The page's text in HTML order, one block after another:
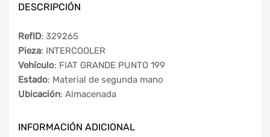
DESCRIPCIÓN
RefID: 329265
Pieza: INTERCOOLER
Vehículo: FIAT GRANDE PUNTO 199
Estado: Material de segunda mano
Ubicación: Almacenada
INFORMACIÓN ADICIONAL